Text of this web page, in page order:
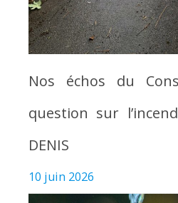
Nos échos du
question sur
DENIS
10 juin 2026